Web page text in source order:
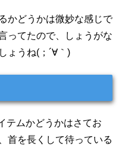
かどうかは微妙な感じで
ってたので、しょうがな
ょうね(；´∀｀)
テムかどうかはさてお
首を長くして待っている